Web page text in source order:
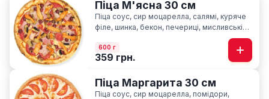
Піца М'ясна 30 см
Піца соус, сир моцарелла, салямі, куряче
філе, шинка, бекон, печериці, мисливські
600 г
359 грн.
Піца Маргарита 30 см
Піца соус, сир моцарелла, помідори,